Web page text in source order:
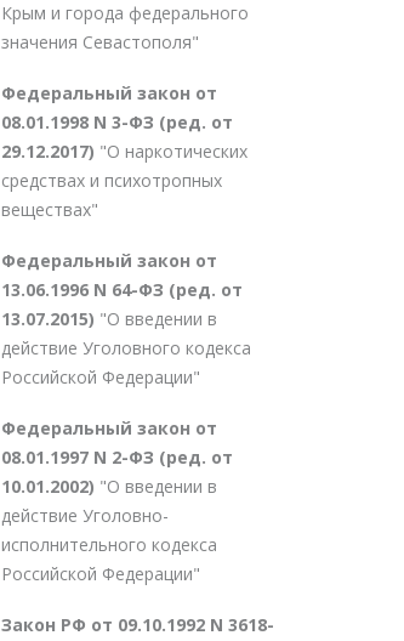
Крым и города федерального
значения Севастополя"
Федеральный закон от
08.01.1998 N 3-ФЗ (ред. от
29.12.2017) "О наркотических
средствах и психотропных
веществах"
Федеральный закон от
13.06.1996 N 64-ФЗ (ред. от
13.07.2015) "О введении в
действие Уголовного кодекса
Российской Федерации"
Федеральный закон от
08.01.1997 N 2-ФЗ (ред. от
10.01.2002) "О введении в
действие Уголовно-
исполнительного кодекса
Российской Федерации"
Закон РФ от 09.10.1992 N 3618-